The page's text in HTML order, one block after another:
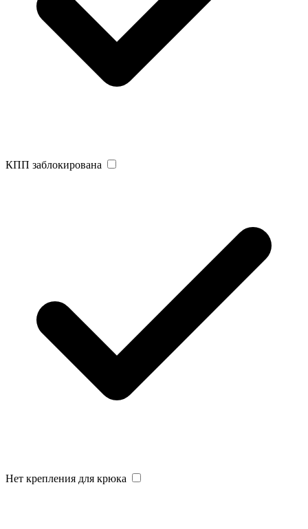
КПП заблокирована
Нет крепления для крюка